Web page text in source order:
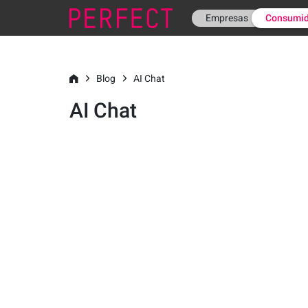
Empresas
Blog AI Chat
AI Chat